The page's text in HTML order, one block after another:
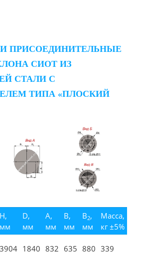
ПРИСОЕДИНИТЕЛЬНЫЕ
СИОТ ИЗ
СТАЛИ С
ТИПА «ПЛОСКИЙ
H,
мм
D,
мм
A,
мм
B,
мм
B2,
мм
Масса,
кг ±5%
3904 1840 832 635 880 339